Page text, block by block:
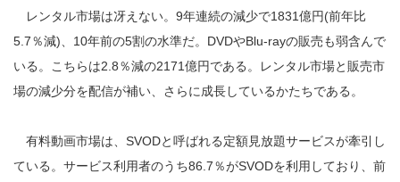
レンタル市場は冴えない。9年連続の減少で1831億円(前年比
5.7％減)、10年前の5割の水準だ。DVDやBlu-rayの販売も弱含んで
いる。こちらは2.8％減の2171億円である。レンタル市場と販売市
場の減少分を配信が補い、さらに成長しているかたちである。
有料動画市場は、SVODと呼ばれる定額見放題サービスが牽引し
ている。サービス利用者のうち86.7％がSVODを利用しており、前